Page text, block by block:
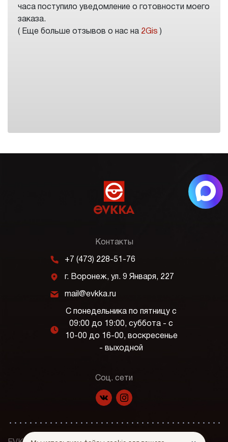
часа поступило уведомление о готовности моего
заказа.
( Еще больше отзывов о нас на 2Gis )
Контакты
m +7 (473) 228-51-76
j г. Воронеж, ул. 9 Января, 227
k mail@evkka.ru
l
С понедельника по пятницу с
09:00 до 19:00, суббота - с
10-00 до 16-00, воскресенье
- выходной
Соц. сети
f p